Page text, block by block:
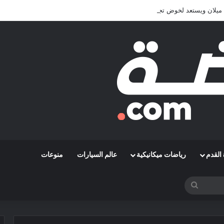
ويستعد لخوض تجربة جديدة خارج أوروبا
القدم رياضات ميكانيكية عالم السيارات منوعات
بحث